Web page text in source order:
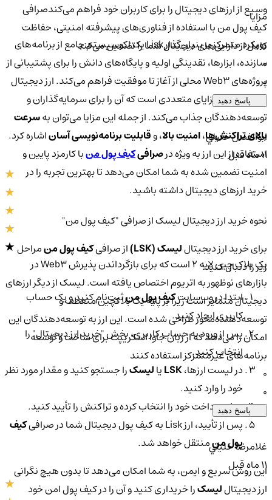
مزایا
رویکرد متمرکز بر بنیان‌گذار Lisk یک اکوسیستم جامع از برنامه‌های
سازنده، ابزارها، نقدینگی اولیه و پایگاه‌های دانش را برای پشتیبانی از
پروژه‌های Web3 محلی از آغاز تا موفقیت فراهم می‌کند. ارز دیجیتال
لیسکدارای مزایای متعددی است که آن را برای سرمایه‌گذاران و
توسعه‌دهندگان جذاب می‌کند. از جمله این مزایا می‌توان بهسرعت
بالای تراکنش‌ها،امنیت بالا، وقابلیت برنامه‌نویسی آساناشاره کرد.
استفاده از این ارز به ویژه درصرافیکیف پول منبا کارمزد پایین و
امنیت تضمین شده به شما امکان می‌دهد تا بهترین تجربه را در
خرید ارزهای دیجیتال داشته باشید.
نحوه خرید ارز دیجیتال لیسک از صرافی "کیف پول من"
برای خرید ارز دیجیتاللیسک (LSK) از صرافیکیف پول منمراحل
زیر را دنبال کنید:
ابتدا در وب‌سایتکیف پول منثبت‌نام کنید و یک حساب
کاربری ایجاد کنید.
پس از ورود به حساب کاربری، بخش "خرید ارز دیجیتال" را
انتخاب کنید.
در لیست ارزها،LSKیالیسکرا جستجو کنید و مقدار مورد نظر
خود را وارد کنید.
روش پرداخت خود را انتخاب کرده و تراکنش را تأیید کنید.
پس از تأیید، ارز Lisk به کیف پول دیجیتال شما در صرافی
کیف
پول منمنتقل خواهد شد.
این روش سریع و ایمن، به شما امکان می‌دهد تا بدون هیچ نگرانی
ارز دیجیتاللیسکرا خریداری کنید و آن را در کیف پول امن خود
وسیع از ارزهای دیجیتال را برای کاربران خود فراهم می‌کندصرافی
کیف پول من با استفاده از فناوری‌های پیشرفته امنیتی، حفاظت
کامل از دارایی‌های دیجیتال شما را تضمین می‌کند
پاسخ دهید
ابوالفضل خليلي
11 ماه قبل
یک بلاک چین لایه 2 است که برای بازگرداندن پذیرش Web3 در
بازارهای نوظهور به اتریوم اختصاص یافته است. لیسک از دیگر ارزهای
دیجیتال متمایز است زیرا بر پایه یک بلاکچین منعطف و
توسعه‌دهنده‌محور طراحی شده است. این ارز به توسعه‌دهندگان این
امکان را می‌دهد که از زبان جاوا اسکریپت برای ساخت و توسعه
برنامه‌های غیرمتمرکز استفاده کنند
پاسخ دهید
غلامرضا خليلي
11 ماه قبل